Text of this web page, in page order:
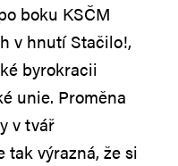
boku KSČM
v hnutí Stačilo!,
byrokracii
unie. Proměna
v tvář
výrazná, že si